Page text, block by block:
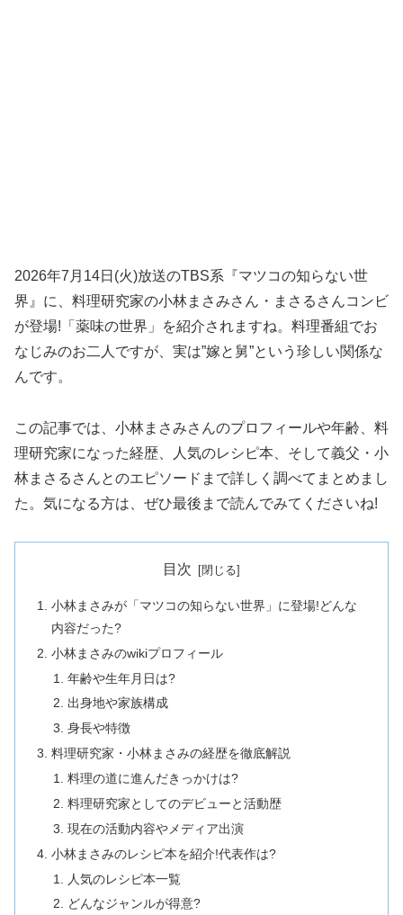
2026年7月14日(火)放送のTBS系『マツコの知らない世
界』に、料理研究家の小林まさみさん・まさるさんコンビ
が登場!「薬味の世界」を紹介されますね。料理番組でお
なじみのお二人ですが、実は”嫁と舅”という珍しい関係な
んです。
この記事では、小林まさみさんのプロフィールや年齢、料
理研究家になった経歴、人気のレシピ本、そして義父・小
林まさるさんとのエピソードまで詳しく調べてまとめまし
た。気になる方は、ぜひ最後まで読んでみてくださいね!
目次
小林まさみが「マツコの知らない世界」に登場!どんな
内容だった?
小林まさみのwikiプロフィール
年齢や生年月日は?
出身地や家族構成
身長や特徴
料理研究家・小林まさみの経歴を徹底解説
料理の道に進んだきっかけは?
料理研究家としてのデビューと活動歴
現在の活動内容やメディア出演
小林まさみのレシピ本を紹介!代表作は?
人気のレシピ本一覧
どんなジャンルが得意?